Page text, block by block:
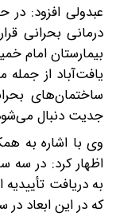
عبدولی افزود: در
درمانی بحرانی
بیمارستان امام
یافت‌آباد از
ساختمان‌های
جدیت دنبال
وی با اشاره به
به دریافت
که در این ابعاد